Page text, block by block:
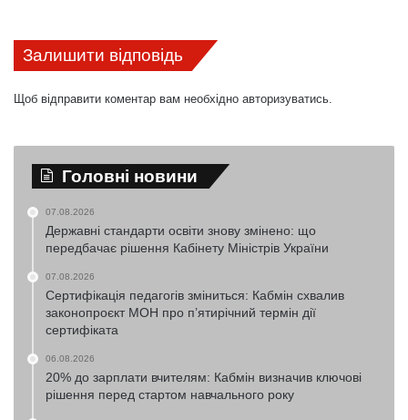
Залишити відповідь
Щоб відправити коментар вам необхідно авторизуватись.
Головні новини
07.08.2026
Державні стандарти освіти знову змінено: що
передбачає рішення Кабінету Міністрів України
07.08.2026
Сертифікація педагогів зміниться: Кабмін схвалив
законопроєкт МОН про п’ятирічний термін дії
сертифіката
06.08.2026
20% до зарплати вчителям: Кабмін визначив ключові
рішення перед стартом навчального року